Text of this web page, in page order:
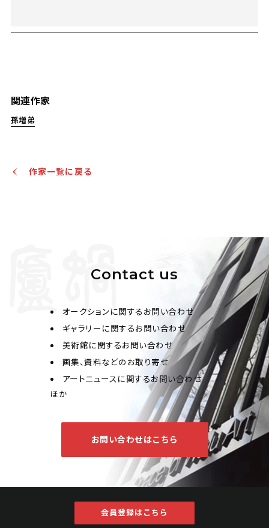
関連作家
孫増弟
作家一覧に戻る
Contact us
オークションに関するお問い合わせ
ギャラリーに関するお問い合わせ
美術館に関するお問い合わせ
画集、資料などのお取り寄せ
アートニュースに関するお問い合わせ
ほか
お問い合わせはこちら
会員登録はこちら